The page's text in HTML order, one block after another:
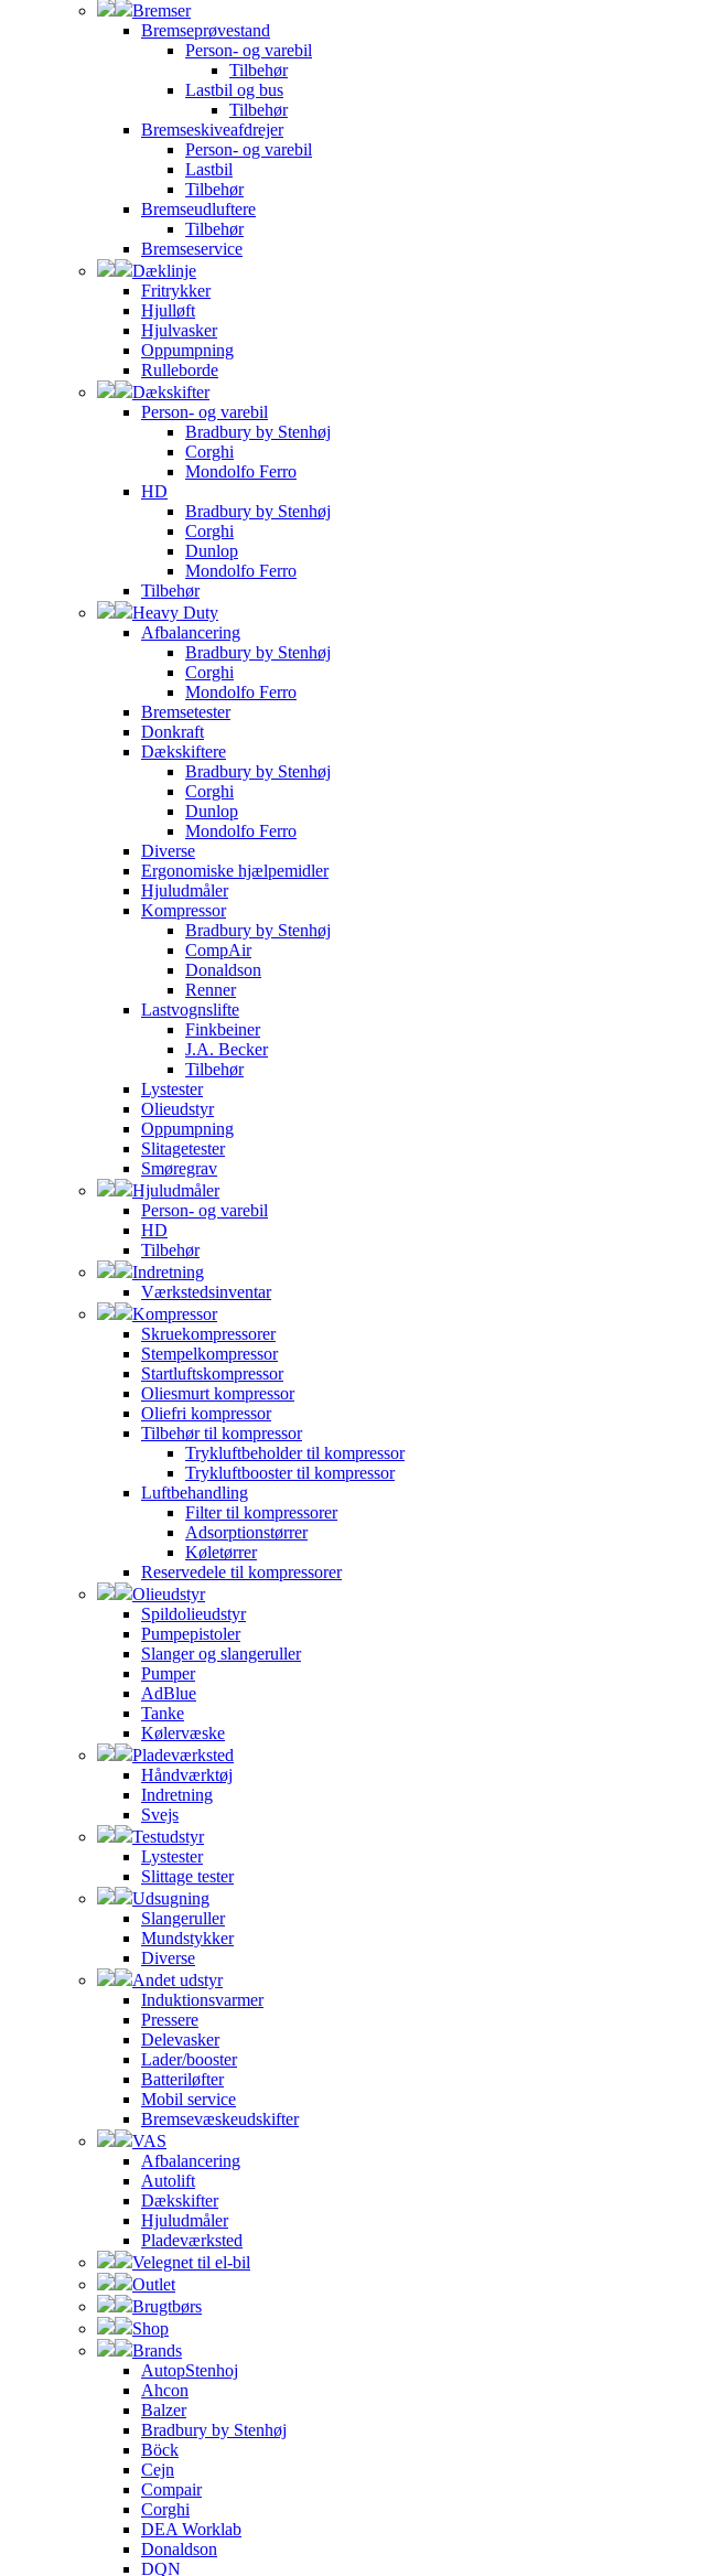
Bremser
Bremseprøvestand
Person- og varebil
Tilbehør
Lastbil og bus
Tilbehør
Bremseskiveafdrejer
Person- og varebil
Lastbil
Tilbehør
Bremseudluftere
Tilbehør
Bremseservice
Dæklinje
Fritrykker
Hjulløft
Hjulvasker
Oppumpning
Rulleborde
Dækskifter
Person- og varebil
Bradbury by Stenhøj
Corghi
Mondolfo Ferro
HD
Bradbury by Stenhøj
Corghi
Dunlop
Mondolfo Ferro
Tilbehør
Heavy Duty
Afbalancering
Bradbury by Stenhøj
Corghi
Mondolfo Ferro
Bremsetester
Donkraft
Dækskiftere
Bradbury by Stenhøj
Corghi
Dunlop
Mondolfo Ferro
Diverse
Ergonomiske hjælpemidler
Hjuludmåler
Kompressor
Bradbury by Stenhøj
CompAir
Donaldson
Renner
Lastvognslifte
Finkbeiner
J.A. Becker
Tilbehør
Lystester
Olieudstyr
Oppumpning
Slitagetester
Smøregrav
Hjuludmåler
Person- og varebil
HD
Tilbehør
Indretning
Værkstedsinventar
Kompressor
Skruekompressorer
Stempelkompressor
Startluftskompressor
Oliesmurt kompressor
Oliefri kompressor
Tilbehør til kompressor
Trykluftbeholder til kompressor
Trykluftbooster til kompressor
Luftbehandling
Filter til kompressorer
Adsorptionstørrer
Køletørrer
Reservedele til kompressorer
Olieudstyr
Spildolieudstyr
Pumpepistoler
Slanger og slangeruller
Pumper
AdBlue
Tanke
Kølervæske
Pladeværksted
Håndværktøj
Indretning
Svejs
Testudstyr
Lystester
Slittage tester
Udsugning
Slangeruller
Mundstykker
Diverse
Andet udstyr
Induktionsvarmer
Pressere
Delevasker
Lader/booster
Batteriløfter
Mobil service
Bremsevæskeudskifter
VAS
Afbalancering
Autolift
Dækskifter
Hjuludmåler
Pladeværksted
Velegnet til el-bil
Outlet
Brugtbørs
Shop
Brands
AutopStenhoj
Ahcon
Balzer
Bradbury by Stenhøj
Böck
Cejn
Compair
Corghi
DEA Worklab
Donaldson
DQN